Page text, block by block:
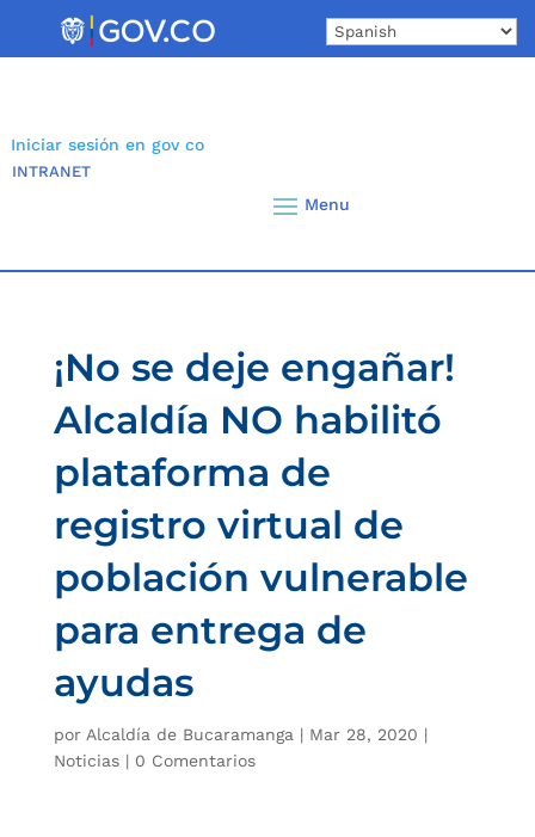
Iniciar sesión en gov co
INTRANET
¡No se deje engañar!
Alcaldía NO habilitó
plataforma de
registro virtual de
población vulnerable
para entrega de
ayudas
por Alcaldía de Bucaramanga | Mar 28, 2020 |
Noticias| 0 Comentarios